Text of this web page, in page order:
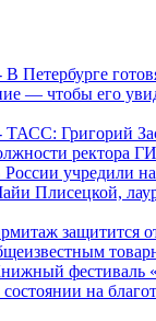
В Петербурге
— чтобы его
ТАСС: Григорий
ректора
учредили
Плисецкой,
защитится
фестиваль
на